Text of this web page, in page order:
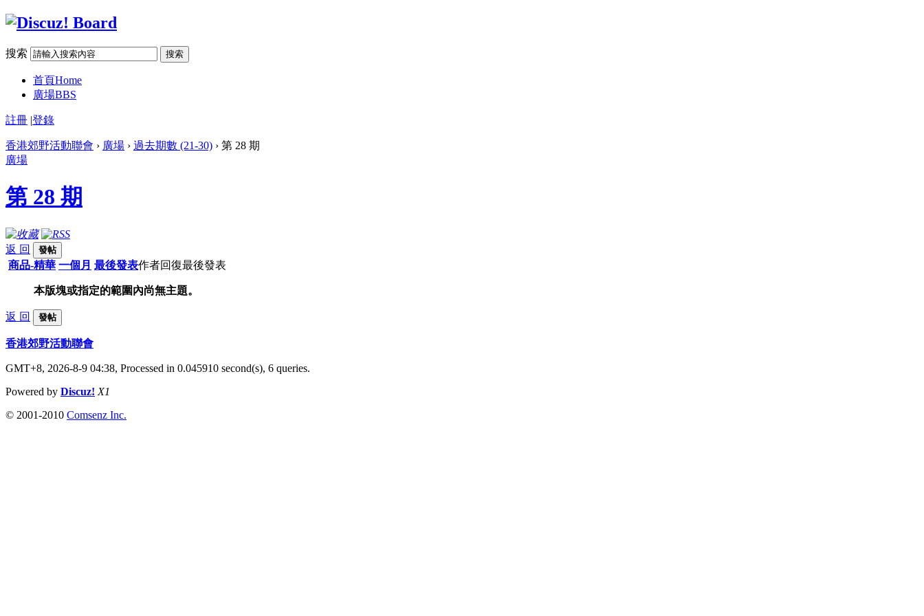
搜索 搜索
首頁Home
廣場BBS
註冊 |登錄
香港郊野活動聯會 › 廣場 › 過去期數 (21-30) › 第 28 期
廣場
第 28 期
返 回 發帖
商品-精華 一個月 最後發表作者回復最後發表
本版塊或指定的範圍內尚無主題。
返 回 發帖
香港郊野活動聯會
GMT+8, 2026-8-9 04:38, Processed in 0.045910 second(s), 6 queries.
Powered by Discuz! X1
© 2001-2010 Comsenz Inc.